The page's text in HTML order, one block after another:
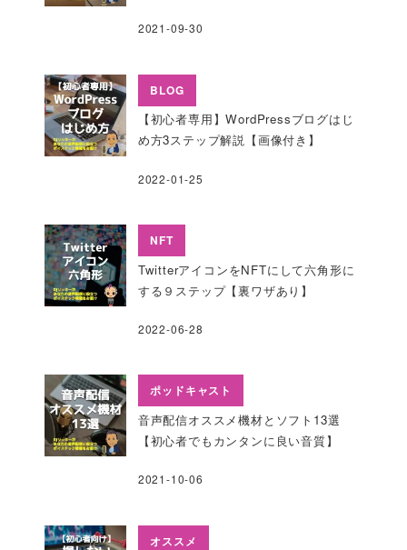
2021-09-30
BLOG
【初心者専用】WordPressブログはじ
め方3ステップ解説【画像付き】
2022-01-25
NFT
TwitterアイコンをNFTにして六角形に
する９ステップ【裏ワザあり】
2022-06-28
ポッドキャスト
音声配信オススメ機材とソフト13選
【初心者でもカンタンに良い音質】
2021-10-06
オススメ